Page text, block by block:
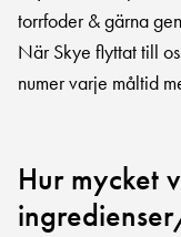
torrfoder & gärna
När Skye flyttat till
numer varje måltid
Hur mycket